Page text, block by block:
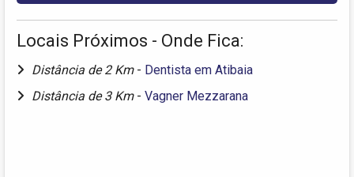
Locais Próximos - Onde Fica:
Distância de 2 Km - Dentista em Atibaia
Distância de 3 Km - Vagner Mezzarana